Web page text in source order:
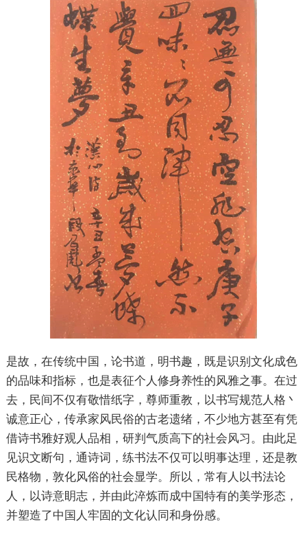
是故，在传统中国，论书道，明书趣，既是识别文化成色
的品味和指标，也是表征个人修身养性的风雅之事。在过
去，民间不仅有敬惜纸字，尊师重教，以书写规范人格丶
诚意正心，传承家风民俗的古老遗绪，不少地方甚至有凭
借诗书雅好观人品相，研判气质高下的社会风习。由此足
见识文断句，通诗词，练书法不仅可以明事达理，还是教
民格物，敦化风俗的社会显学。所以，常有人以书法论
人，以诗意眀志，并由此淬炼而成中国特有的美学形态，
并塑造了中国人牢固的文化认同和身份感。